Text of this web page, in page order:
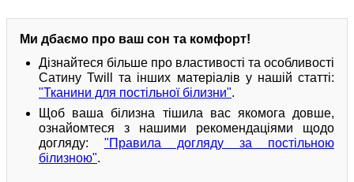
Ми дбаємо про ваш сон та комфорт!
Дізнайтеся більше про властивості та особливості
Сатину Twill та інших матеріалів у нашій статті:
"Тканини для постільної білизни".
Щоб ваша білизна тішила вас якомога довше,
ознайомтеся з нашими рекомендаціями щодо
догляду: "Правила догляду за постільною
білизною".